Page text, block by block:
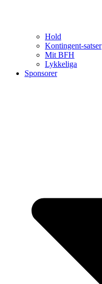
Hold
Kontingent-satser
Mit BFH
Lykkeliga
Sponsorer